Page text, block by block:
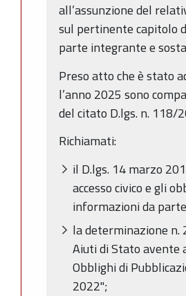
all’assunzione del
sul pertinente capitolo
parte integrante e
Preso atto che è stato
l’anno 2025 sono
del citato D.lgs. n. 118/
Richiamati:
il D.lgs. 14 marzo
accesso civico e gli
informazioni da
la determinazione
Aiuti di Stato
Obblighi di
2022";